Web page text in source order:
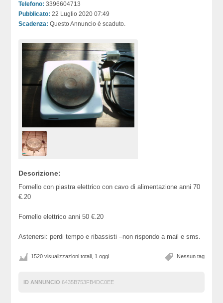
Telefono: 3396604713
Pubblicato: 22 Luglio 2020 07:49
Scadenza: Questo Annuncio è scaduto.
Descrizione:
Fornello con piastra elettrico con cavo di alimentazione anni 70
€.20
Fornello elettrico anni 50 €.20
Astenersi: perdi tempo e ribassisti –non rispondo a mail e sms.
Nessun tag
1520 visualizzazioni totali, 1 oggi
ID ANNUNCIO 6435B753FB4DC0EE